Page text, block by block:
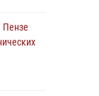
Пензе